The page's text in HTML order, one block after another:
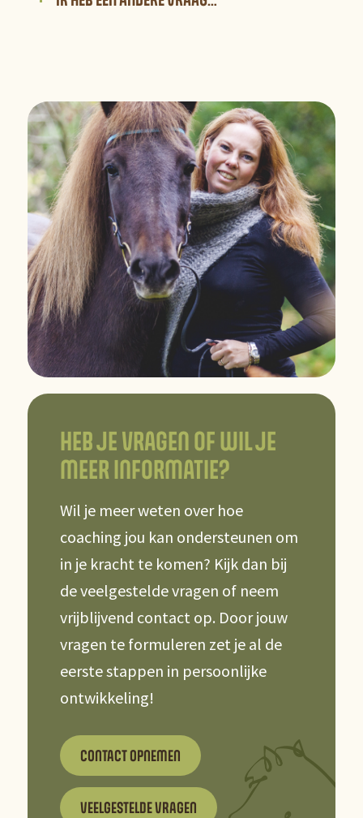
HEB JE VRAGEN OF WIL JE
MEER INFORMATIE?
Wil je meer weten over hoe
coaching jou kan ondersteunen om
in je kracht te komen? Kijk dan bij
de veelgestelde vragen of neem
vrijblijvend contact op. Door jouw
vragen te formuleren zet je al de
eerste stappen in persoonlijke
ontwikkeling!
CONTACT OPNEMEN
VEELGESTELDE VRAGEN